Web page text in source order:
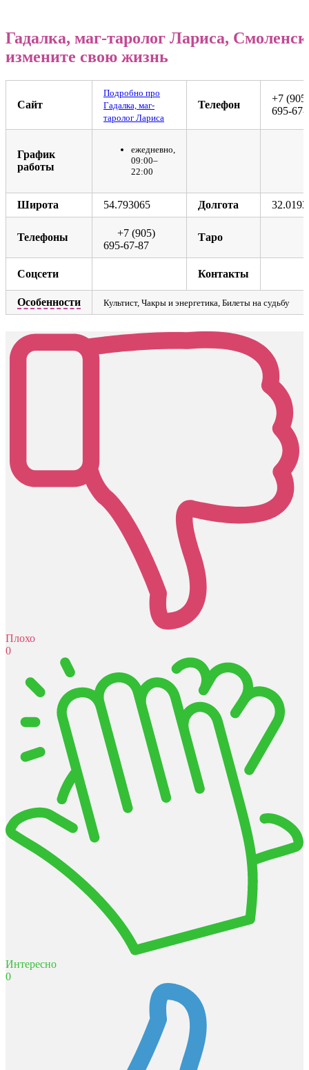
86
Гадалка, маг-таролог Лариса,
измените свою жизнь
Сайт
Подробно про
Гадалка, маг-
таролог Лариса
Телефон
+7 (905)
695-67-
График
работы
ежедневно,
09:00–
22:00
Широта 54.793065 Долгота
Телефоны
+7 (905)
695-67-87
Таро
Соцсети Контакты
Особенности Культист, Чакры и энергетика, Билеты на судьбу
Плохо
0
Интересно
0